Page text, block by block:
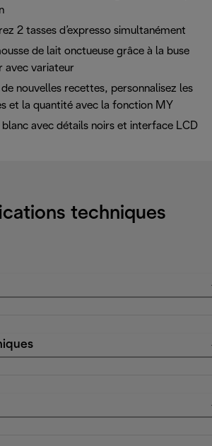
2 tasses d’expresso simultanément
de lait onctueuse grâce à la buse
avec variateur
nouvelles recettes, personnalisez les
et la quantité avec la fonction MY
avec détails noirs et interface LCD
techniques